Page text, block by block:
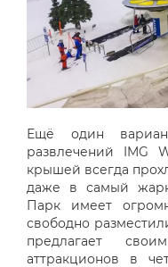
Ещё один
развлечений IMG
крышей всегда
даже в самый
Парк имеет
свободно
предлагает
аттракционов в